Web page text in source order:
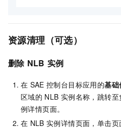
资源清理（可选）
删除 NLB 实例
在 SAE 控制台目标应用的基础
区域的 NLB 实例名称，跳转
例详情页面。
在 NLB 实例详情页面，单击